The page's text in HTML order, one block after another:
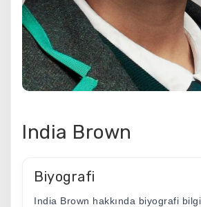
India Brown
Biyografi
India Brown hakkında biyografi